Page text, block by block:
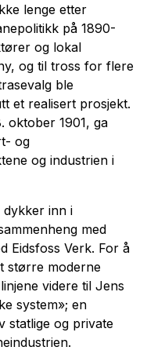
lenge etter
på 1890-
og lokal
og til tross for flere
ble
et realisert prosjekt.
oktober 1901, ga
og
og industrien i
dykker inn i
med
Eidsfoss Verk. For å
større moderne
videre til Jens
system»; en
statlige og private